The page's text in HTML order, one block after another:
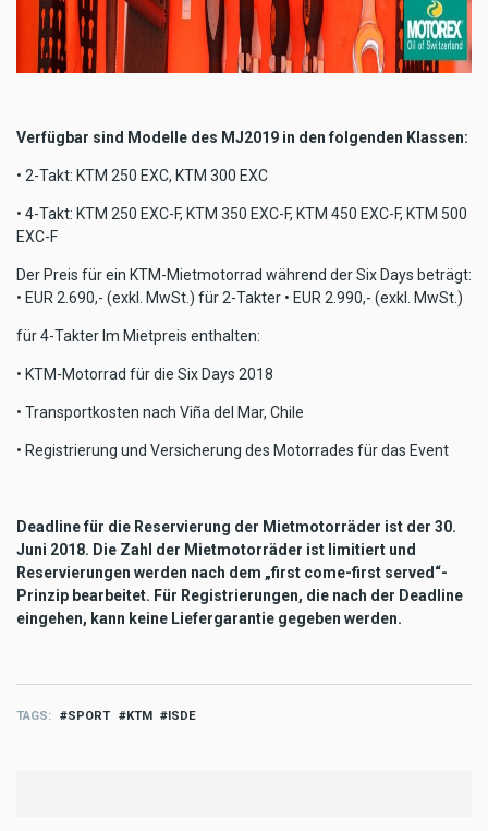
Verfügbar sind Modelle des MJ2019 in den folgenden Klassen:
• 2-Takt: KTM 250 EXC, KTM 300 EXC
• 4-Takt: KTM 250 EXC-F, KTM 350 EXC-F, KTM 450 EXC-F, KTM 500
EXC-F
Der Preis für ein KTM-Mietmotorrad während der Six Days beträgt:
• EUR 2.690,- (exkl. MwSt.) für 2-Takter • EUR 2.990,- (exkl. MwSt.)
für 4-Takter Im Mietpreis enthalten:
• KTM-Motorrad für die Six Days 2018
• Transportkosten nach Viña del Mar, Chile
• Registrierung und Versicherung des Motorrades für das Event
Deadline für die Reservierung der Mietmotorräder ist der 30.
Juni 2018. Die Zahl der Mietmotorräder ist limitiert und
Reservierungen werden nach dem „first come-first served“-
Prinzip bearbeitet. Für Registrierungen, die nach der Deadline
eingehen, kann keine Liefergarantie gegeben werden.
TAGS SPORT KTM ISDE